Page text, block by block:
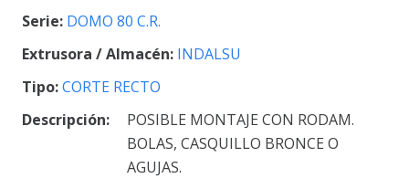
Serie: DOMO 80 C.R.
Extrusora / Almacén: INDALSU
Tipo:CORTE RECTO
Descripción:
POSIBLE MONTAJE CON RODAM.
BOLAS, CASQUILLO BRONCE O
AGUJAS.